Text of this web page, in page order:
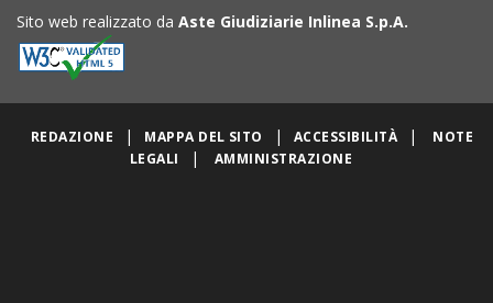
Sito web realizzato da Aste Giudiziarie Inlinea S.p.A.
REDAZIONE | MAPPA DEL SITO | ACCESSIBILITÀ |
NOTE
LEGALI
| AMMINISTRAZIONE